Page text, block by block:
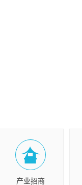
产业招商